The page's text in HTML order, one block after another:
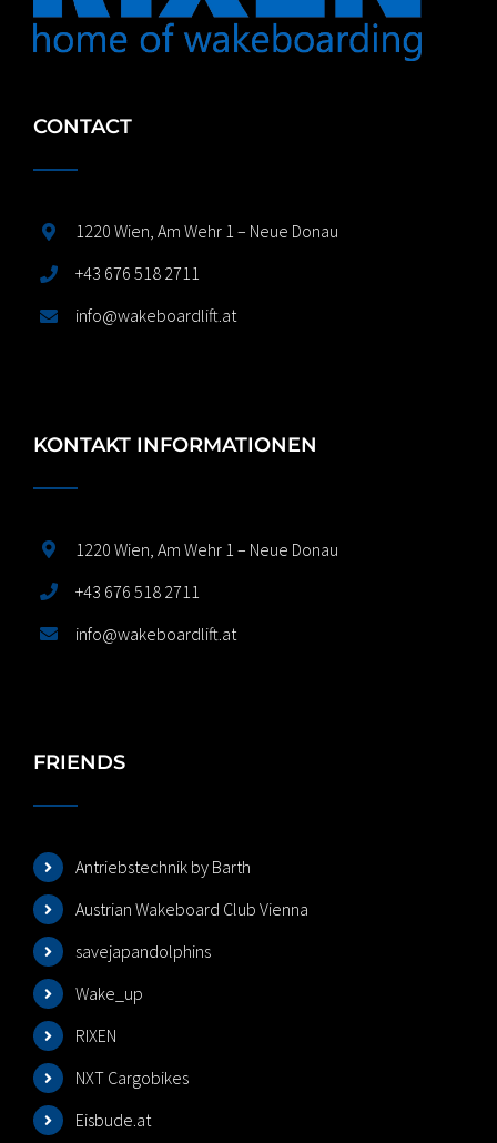
CONTACT
1220 Wien, Am Wehr 1 – Neue Donau
+43 676 518 2711
info@wakeboardlift.at
KONTAKT INFORMATIONEN
1220 Wien, Am Wehr 1 – Neue Donau
+43 676 518 2711
info@wakeboardlift.at
FRIENDS
Antriebstechnik by Barth
Austrian Wakeboard Club Vienna
savejapandolphins
Wake_up
RIXEN
NXT Cargobikes
Eisbude.at